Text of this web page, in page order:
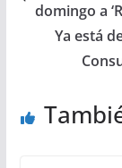
domingo a
Ya está